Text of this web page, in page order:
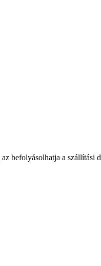
befolyásolhatja a szállítási